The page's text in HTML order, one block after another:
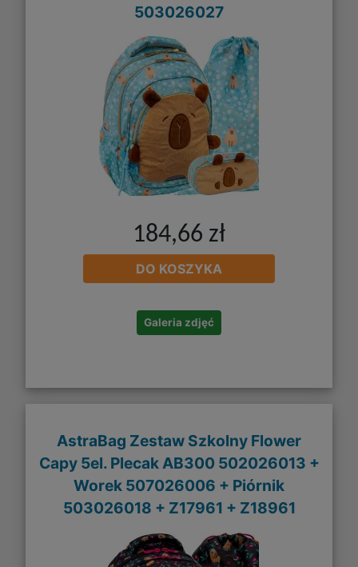
503026027
184,66 zł
DO KOSZYKA
Galeria zdjęć
AstraBag Zestaw Szkolny Flower
Capy 5el. Plecak AB300 502026013 +
Worek 507026006 + Piórnik
503026018 + Z17961 + Z18961